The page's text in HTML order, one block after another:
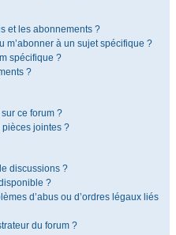
et les abonnements ?
m’abonner à un sujet spécifique ?
spécifique ?
?
ce forum ?
jointes ?
discussions ?
?
d’abus ou d’ordres légaux liés
du forum ?